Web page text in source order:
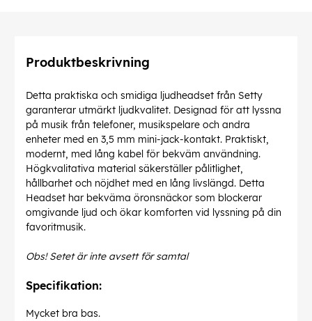
Produktbeskrivning
Detta praktiska och smidiga ljudheadset från Setty
garanterar utmärkt ljudkvalitet. Designad för att lyssna
på musik från telefoner, musikspelare och andra
enheter med en 3,5 mm mini-jack-kontakt. Praktiskt,
modernt, med lång kabel för bekväm användning.
Högkvalitativa material säkerställer pålitlighet,
hållbarhet och nöjdhet med en lång livslängd. Detta
Headset har bekväma öronsnäckor som blockerar
omgivande ljud och ökar komforten vid lyssning på din
favoritmusik.
Obs! Setet är inte avsett för samtal
Specifikation:
Mycket bra bas.